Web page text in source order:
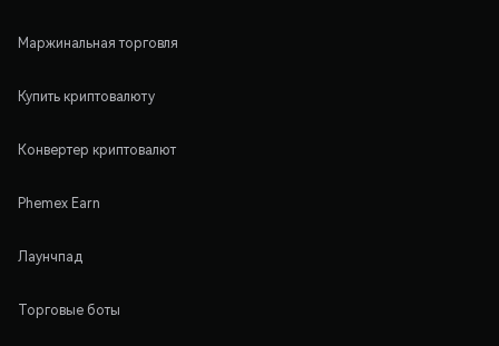
Маржинальная торговля
Купить криптовалюту
Конвертер криптовалют
Phemex Earn
Лаунчпад
Торговые боты